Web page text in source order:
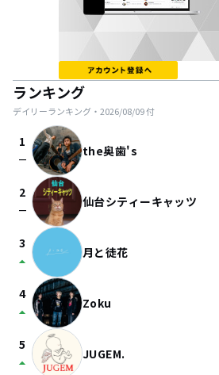
ランキング
デイリーランキング・ 2026/08/09付
1
check_indeterminate_small the奥歯's
2
check_indeterminate_small 仙台シティーキャッツ
3
arrow_drop_up 月と徒花
4
arrow_drop_up Zoku
5
arrow_drop_up JUGEM.